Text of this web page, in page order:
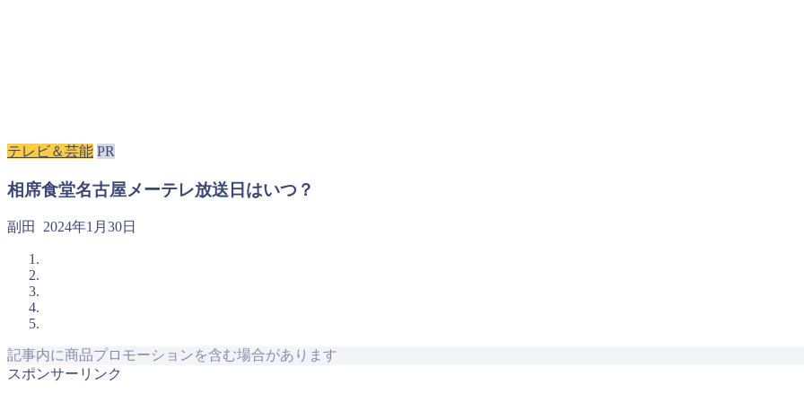
テレビ＆芸能 PR
相席食堂名古屋メーテレ放送日はいつ？
副田 2024年1月30日
記事内に商品プロモーションを含む場合があります
スポンサーリンク